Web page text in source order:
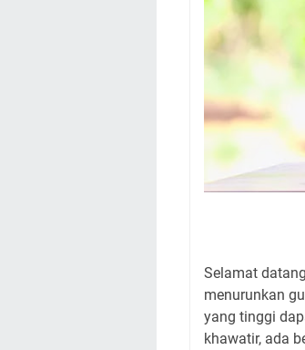
Selamat
menurunkan
yang tinggi
khawatir, ada